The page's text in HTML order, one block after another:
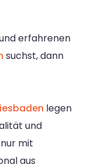
erfahrenen
suchst, dann
legen
und
mit
aus